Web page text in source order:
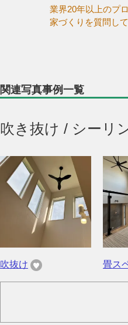
業界20年以上のプ
家づくりを質問し
関連写真事例一覧
吹き抜け / シーリ
吹抜け 畳ス